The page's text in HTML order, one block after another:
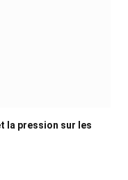
la pression sur les